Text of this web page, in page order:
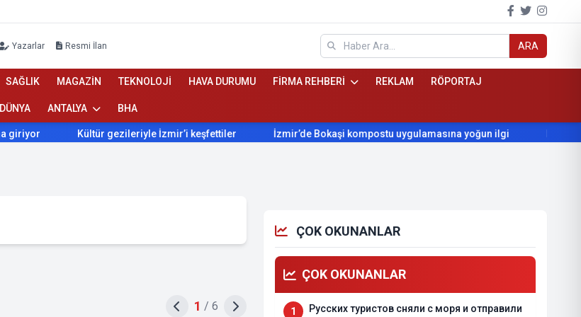
Yazarlar Resmi İlan ARA
SAĞLIK MAGAZİN TEKNOLOJİ HAVA DURUMU FİRMA REHBERİ REKLAM RÖPORTAJ
DÜNYA ANTALYA BHA
Kültür gezileriyle İzmir’i keşfettiler İzmir’de Bokaşi kompostu uygulamasına yoğun ilgi Beydağ’ın
1 / 6
ÇOK OKUNANLAR
ÇOK OKUNANLAR
1 Русских туристов сняли с моря и отправили